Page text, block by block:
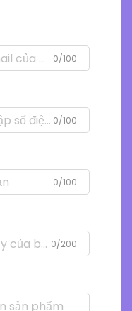
0/100
0/100
0/100
0/200